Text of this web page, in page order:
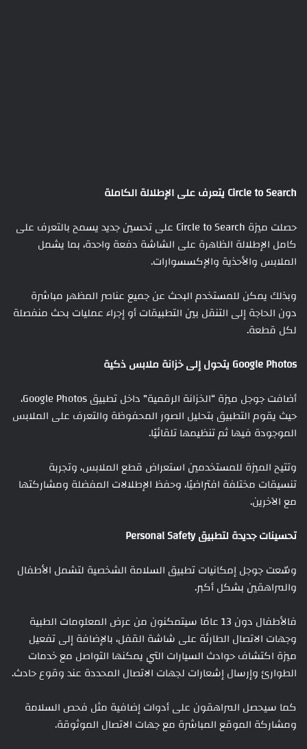
Circle to Search يتعرف على الإطلالة الكاملة
حصلت ميزة Circle to Search على تحسين جديد يسمح بالتعرف على
كامل الإطلالة الظاهرة على الشاشة دفعة واحدة، بما يشمل
الملابس والأحذية والإكسسوارات.
وبذلك يمكن للمستخدم البحث عن جميع عناصر المظهر مباشرة
دون الحاجة إلى التنقل بين التطبيقات أو إجراء عمليات بحث منفصلة
لكل قطعة.
Google Photos يتحول إلى خزانة ملابس ذكية
أضافت جوجل ميزة “الخزانة الرقمية” داخل تطبيق Google Photos،
حيث يقوم التطبيق بتحليل الصور المحفوظة والتعرف على الملابس
الموجودة فيها ثم تنظيمها تلقائيًا.
وتتيح الميزة للمستخدمين استعراض قطع الملابس، وتجربة
تنسيقات مختلفة افتراضيًا، وحفظ الإطلالات المفضلة ومشاركتها
مع الآخرين.
تحسينات جديدة لتطبيق Personal Safety
وسّعت جوجل إمكانيات تطبيق السلامة الشخصية لتشمل الأطفال
والمراهقين بشكل أكبر.
فالأطفال دون 13 عامًا سيتمكنون من عرض المعلومات الطبية
وجهات الاتصال الطارئة على شاشة القفل، بالإضافة إلى تفعيل
ميزة اكتشاف حوادث السيارات التي يمكنها التواصل مع خدمات
الطوارئ وإرسال إشعارات لجهات الاتصال المحددة عند وقوع حادث.
كما سيحصل المراهقون على أدوات إضافية مثل فحص السلامة
ومشاركة الموقع المباشرة مع جهات الاتصال الموثوقة.